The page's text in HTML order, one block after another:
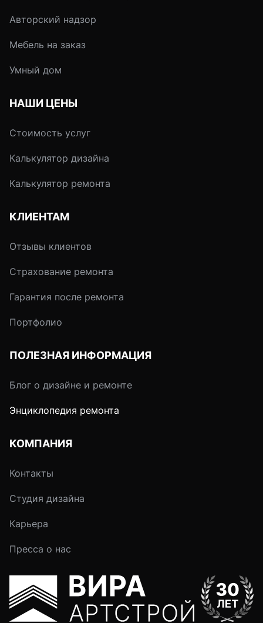
Авторский надзор
Мебель на заказ
Умный дом
НАШИ ЦЕНЫ
Стоимость услуг
Калькулятор дизайна
Калькулятор ремонта
КЛИЕНТАМ
Отзывы клиентов
Страхование ремонта
Гарантия после ремонта
Портфолио
ПОЛЕЗНАЯ ИНФОРМАЦИЯ
Блог о дизайне и ремонте
Энциклопедия ремонта
КОМПАНИЯ
Контакты
Студия дизайна
Карьера
Пресса о нас